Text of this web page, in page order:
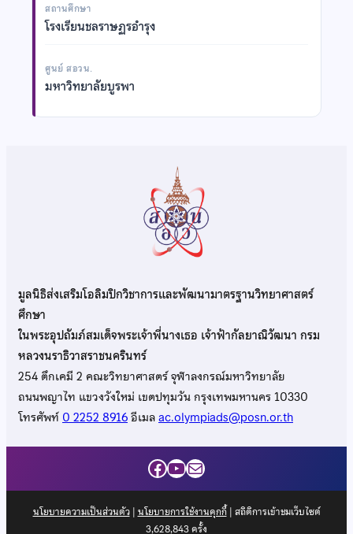
สถานศึกษา
โรงเรียนชลราษฏรอำรุง
ศูนย์ สอวน.
มหาวิทยาลัยบูรพา
มูลนิธิส่งเสริมโอลิมปิกวิชาการและพัฒนามาตรฐานวิทยาศาสตร์
ศึกษา
ในพระอุปถัมภ์สมเด็จพระเจ้าพี่นางเธอ เจ้าฟ้ากัลยาณิวัฒนา กรม
หลวงนราธิวาสราชนครินทร์
254 ตึกเคมี 2 คณะวิทยาศาสตร์ จุฬาลงกรณ์มหาวิทยาลัย
ถนนพญาไท แขวงวังใหม่ เขตปทุมวัน กรุงเทพมหานคร 10330
โทรศัพท์0 2252 8916อีเมลac.olympiads@posn.or.th
Facebook
YouTube
Mail
นโยบายความเป็นส่วนตัว| นโยบายการใช้งานคุกกี้| สถิติการเข้าชมเว็บไซต์
3,628,843ครั้ง